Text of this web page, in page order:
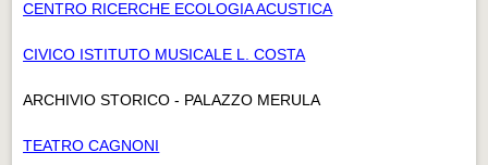
CENTRO RICERCHE ECOLOGIA ACUSTICA
CIVICO ISTITUTO MUSICALE L. COSTA
ARCHIVIO STORICO - PALAZZO MERULA
TEATRO CAGNONI